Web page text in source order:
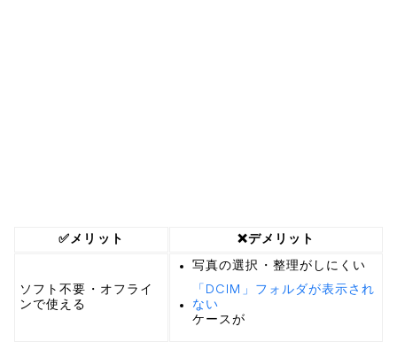
✅メリット ❌デメリット
ソフト不要・オフライ
ンで使える
写真の選択・整理がしにくい
「DCIM」フォルダが表示され
ない
ケースが